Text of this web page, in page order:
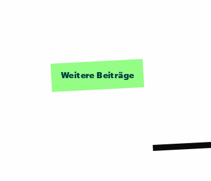
Weitere Beiträge